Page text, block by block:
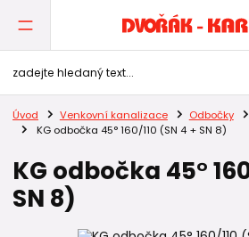
Úvod Venkovní kanalizace Odbočky
KG odbočka 45° 160/110 (SN 4 + SN 8)
KG odbočka 45°
SN 8)